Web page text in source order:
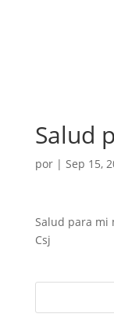
Salud
por | Sep 15,
Salud para mi
Csj